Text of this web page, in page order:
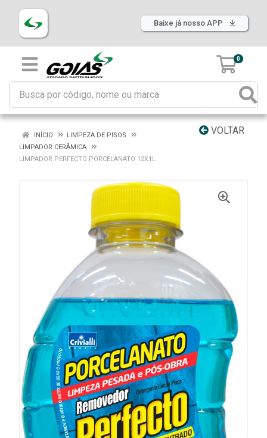
Baixe já nosso APP
0
VOLTAR
INÍCIO
LIMPEZA DE PISOS
LIMPADOR CERÂMICA
LIMPADOR PERFECTO PORCELANATO 12X1L